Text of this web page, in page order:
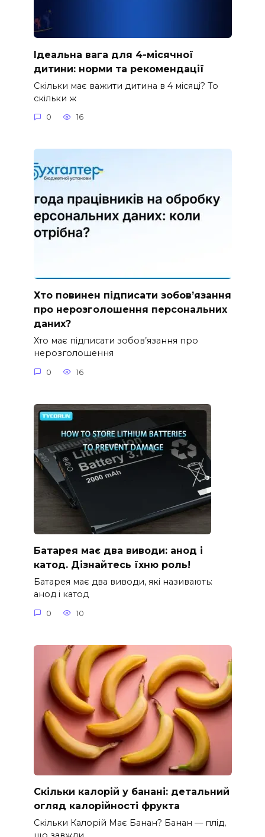
Ідеальна вага для 4-місячної
дитини: норми та рекомендації
Скільки має важити дитина в 4 місяці? То
скільки ж
0 16
Хто повинен підписати зобов’язання
про нерозголошення персональних
даних?
Хто має підписати зобов’язання про
нерозголошення
0 16
Батарея має два виводи: анод і
катод. Дізнайтесь їхню роль!
Батарея має два виводи, які називають:
анод і катод
0 10
Скільки калорій у банані: детальний
огляд калорійності фрукта
Скільки Калорій Має Банан? Банан — плід,